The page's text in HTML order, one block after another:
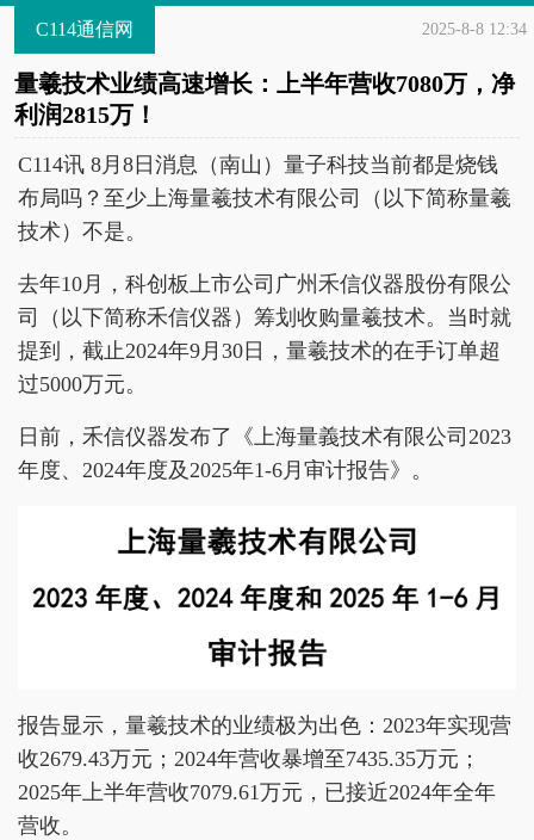
C114通信网 2025-8-8 12:34
量羲技术业绩高速增长：上半年营收7080万，净
利润2815万！
C114讯 8月8日消息（南山）量子科技当前都是烧钱
布局吗？至少上海量羲技术有限公司（以下简称量羲
技术）不是。
去年10月，科创板上市公司广州禾信仪器股份有限公
司（以下简称禾信仪器）筹划收购量羲技术。当时就
提到，截止2024年9月30日，量羲技术的在手订单超
过5000万元。
日前，禾信仪器发布了《上海量義技术有限公司2023
年度、2024年度及2025年1-6月审计报告》。
报告显示，量羲技术的业绩极为出色：2023年实现营
收2679.43万元；2024年营收暴增至7435.35万元；
2025年上半年营收7079.61万元，已接近2024年全年
营收。